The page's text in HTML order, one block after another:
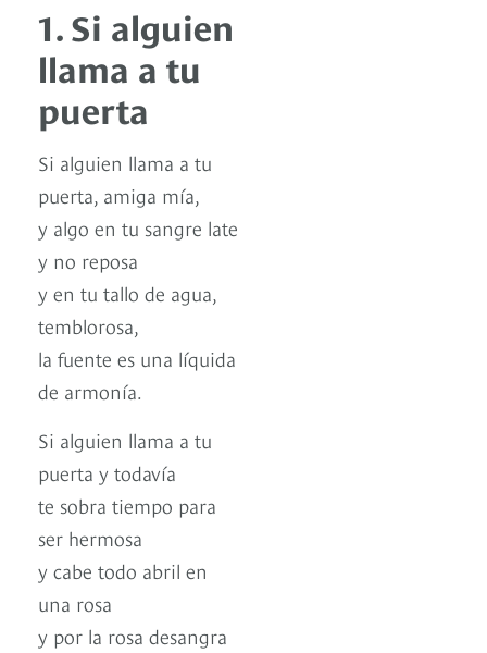
1. Si alguien
llama a tu
puerta
Si alguien llama a tu
puerta, amiga mía,
y algo en tu sangre late
y no reposa
y en tu tallo de agua,
temblorosa,
la fuente es una líquida
de armonía.
Si alguien llama a tu
puerta y todavía
te sobra tiempo para
ser hermosa
y cabe todo abril en
una rosa
y por la rosa desangra